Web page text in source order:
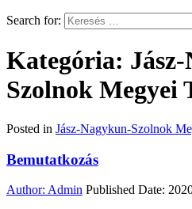
Search for:
Kategória:
Szolnok Megyei
Posted in Jász-Nagykun-Szolnok
Bemutatkozás
Author: Admin Published Date: